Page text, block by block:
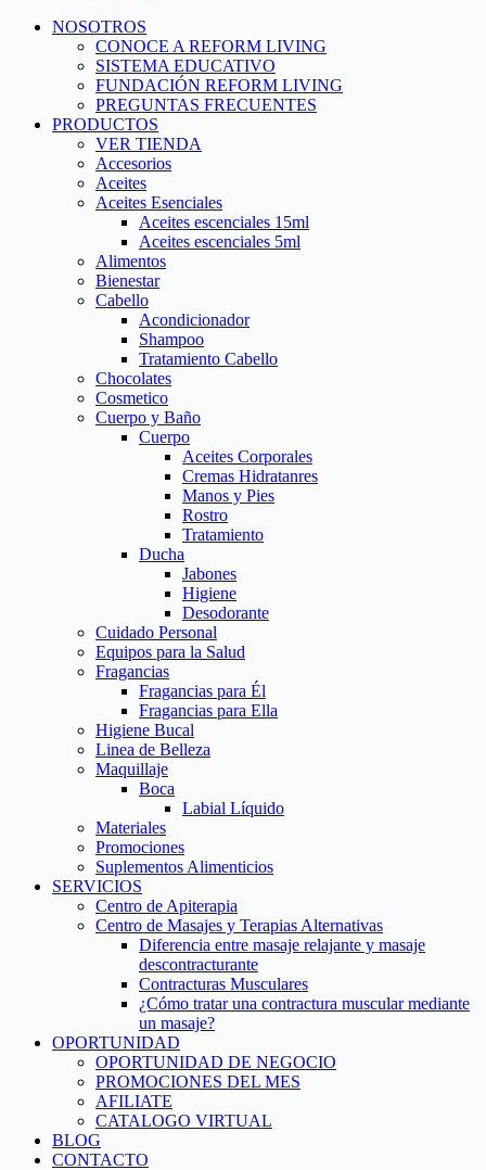
NOSOTROS
CONOCE A REFORM LIVING
SISTEMA EDUCATIVO
FUNDACIÓN REFORM LIVING
PREGUNTAS FRECUENTES
PRODUCTOS
VER TIENDA
Accesorios
Aceites
Aceites Esenciales
Aceites escenciales 15ml
Aceites escenciales 5ml
Alimentos
Bienestar
Cabello
Acondicionador
Shampoo
Tratamiento Cabello
Chocolates
Cosmetico
Cuerpo y Baño
Cuerpo
Aceites Corporales
Cremas Hidratanres
Manos y Pies
Rostro
Tratamiento
Ducha
Jabones
Higiene
Desodorante
Cuidado Personal
Equipos para la Salud
Fragancias
Fragancias para Él
Fragancias para Ella
Higiene Bucal
Linea de Belleza
Maquillaje
Boca
Labial Líquido
Materiales
Promociones
Suplementos Alimenticios
SERVICIOS
Centro de Apiterapia
Centro de Masajes y Terapias Alternativas
Diferencia entre masaje relajante y masaje
descontracturante
Contracturas Musculares
¿Cómo tratar una contractura muscular mediante
un masaje?
OPORTUNIDAD
OPORTUNIDAD DE NEGOCIO
PROMOCIONES DEL MES
AFILIATE
CATALOGO VIRTUAL
BLOG
CONTACTO